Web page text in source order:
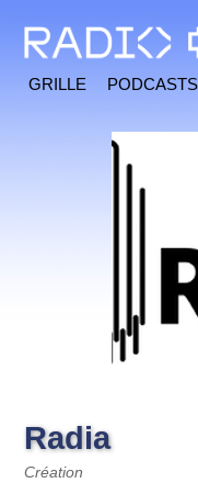
Grille Podcasts
Radia
Création